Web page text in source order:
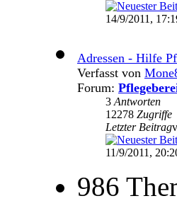
14/9/2011,
Adressen - Hilfe
Verfasst von
Forum:
3 Antworten
12278 Zugriffe
Letzter Beitrag
11/9/2011,
986